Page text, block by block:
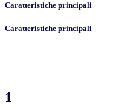
Caratteristiche principali
Caratteristiche principali
1